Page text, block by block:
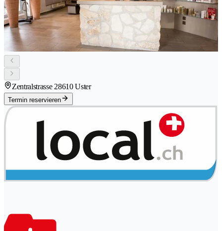
Zentralstrasse 28610 Uster
Termin reservieren